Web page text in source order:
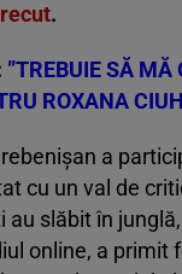
.
”TREBUIE SĂ
ROXANA
a
cu un val de
au slăbit în
online, a